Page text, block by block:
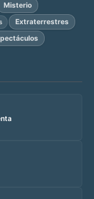
Misterio
Extraterrestres